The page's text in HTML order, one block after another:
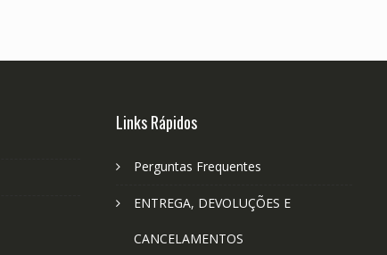
Links Rápidos
Perguntas Frequentes
ENTREGA, DEVOLUÇÕES E
CANCELAMENTOS